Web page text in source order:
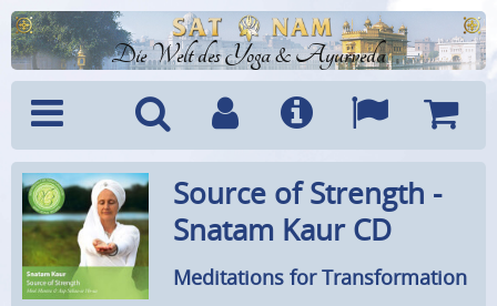
Die Welt des Yoga & Ayurveda
Menü SucheBenutzerkonto
Info Sprachen
Source of Strength -
Snatam Kaur CD
Meditations for Transformation